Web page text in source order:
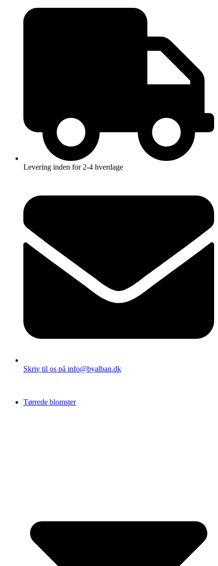
Levering inden for 2-4 hverdage
Skriv til os på info@byalban.dk
Tørrede blomster